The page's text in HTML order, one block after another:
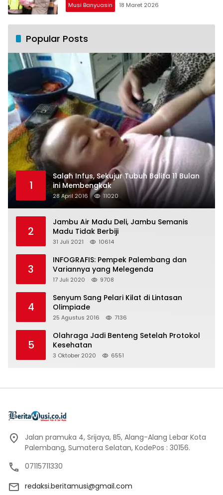
Musi Banyuasin 18 Maret 2026
Popular Posts
1
Salah Infus, Sekujur Tubuh Balita 11 Bulan
ini Membengkak
28 April 2016 11020
2
Jambu Air Madu Deli, Jambu Semanis
Madu Tidak Berbiji
31 Juli 2021 10614
3
INFOGRAFIS: Pempek Palembang dan
Variannya yang Melegenda
17 Juli 2020 9708
4
Senyum Sang Pelari Kilat di Lintasan
Olimpiade
25 Agustus 2016 7136
5
Olahraga Jadi Benteng Setelah Protokol
Kesehatan
3 Oktober 2020 6551
Jalan pramuka 4, Srijaya, B5, Alang-Alang Lebar Kota
Palembang, Sumatera Selatan, KodePos : 30156.
07115711330
redaksi.beritamusi@gmail.com